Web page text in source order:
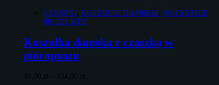
CZASZKI, KOSZULKI DAMSKIE, WSZYSTKIE
PRODUKTY
Koszulka damska z czaszką w
pióropuszu
99,00 zł 124,00 zł